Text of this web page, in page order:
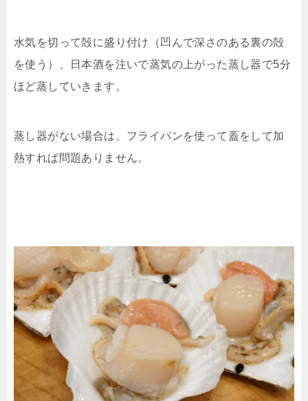
水気を切って殻に盛り付け（凹んで深さのある裏の殻
を使う）、日本酒を注いで蒸気の上がった蒸し器で5分
ほど蒸していきます。
蒸し器がない場合は、フライパンを使って蓋をして加
熱すれば問題ありません。